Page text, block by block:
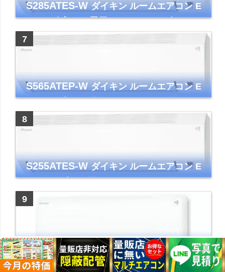
S285ATES-Wダイキン ルームエアコン E
シリーズ 主に10畳用 ホワイト 2025年モデル
コンパクトモデル ストリーマ
S565ATEP-Wダイキン ルームエアコン E
シリーズ 主に18畳用 ホワイト 2025年モデル
コンパクトモデル ストリーマ
S255ATES-Wダイキン ルームエアコン E
シリーズ 主に8畳用 ホワイト 2025年モデル
S253ATES-Wダイキン ルームエアコン E
シリーズ おもに8畳 ホワイト 2023年モデル